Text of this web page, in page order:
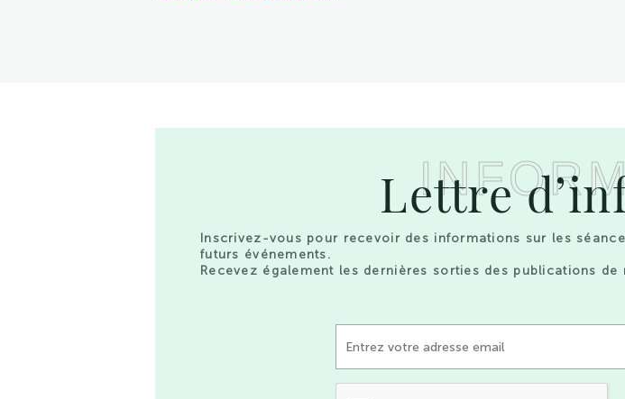
Lettre
Inscrivez-vous pour recevoir des informations sur les
futurs événements.
Recevez également les dernières sorties des publications